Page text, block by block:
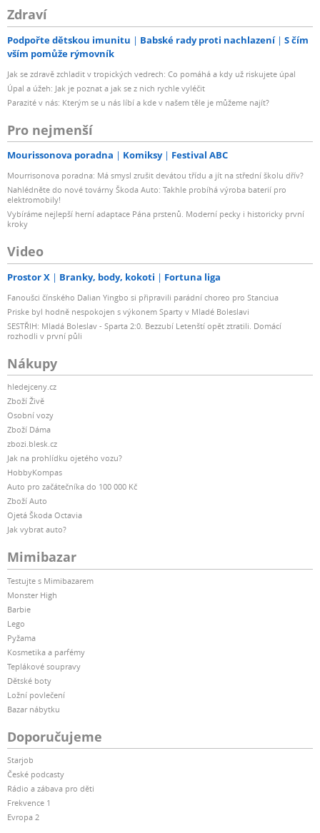
Zdraví
Podpořte dětskou imunitu Babské rady proti nachlazení
S čím
vším pomůže rýmovník
Jak se zdravě zchladit v tropických vedrech: Co pomáhá a kdy už riskujete úpal
Úpal a úžeh: Jak je poznat a jak se z nich rychle vyléčit
Parazité v nás: Kterým se u nás líbí a kde v našem těle je můžeme najít?
Pro nejmenší
Mourissonova poradna Komiksy Festival ABC
Mourrisonova poradna: Má smysl zrušit devátou třídu a jít na střední školu dřív?
Nahlédněte do nové továrny Škoda Auto: Takhle probíhá výroba baterií pro
elektromobily!
Vybíráme nejlepší herní adaptace Pána prstenů. Moderní pecky i historicky první
kroky
Video
Prostor X Branky, body, kokoti Fortuna liga
Fanoušci čínského Dalian Yingbo si připravili parádní choreo pro Stanciua
Priske byl hodně nespokojen s výkonem Sparty v Mladé Boleslavi
SESTŘIH: Mladá Boleslav - Sparta 2:0. Bezzubí Letenští opět ztratili. Domácí
rozhodli v první půli
Nákupy
hledejceny.cz
Zboží Živě
Osobní vozy
Zboží Dáma
zbozi.blesk.cz
Jak na prohlídku ojetého vozu?
HobbyKompas
Auto pro začátečníka do 100 000 Kč
Zboží Auto
Ojetá Škoda Octavia
Jak vybrat auto?
Mimibazar
Testujte s Mimibazarem
Monster High
Barbie
Lego
Pyžama
Kosmetika a parfémy
Teplákové soupravy
Dětské boty
Ložní povlečení
Bazar nábytku
Doporučujeme
Starjob
České podcasty
Rádio a zábava pro děti
Frekvence 1
Evropa 2